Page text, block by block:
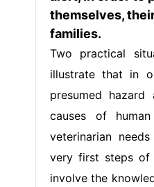
themselves,
families.
Two practical
illustrate that in
presumed
causes of
veterinarian
very first steps of
involve the